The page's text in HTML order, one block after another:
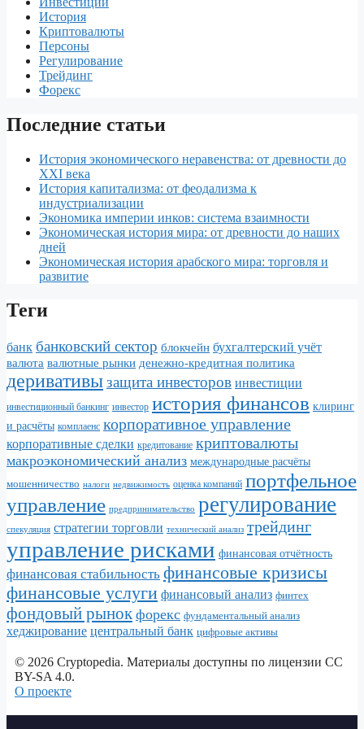
История
Криптовалюты
Персоны
Регулирование
Трейдинг
Форекс
Последние статьи
История экономического неравенства: от древности до
XXI века
История капитализма: от феодализма к
индустриализации
Экономика империи инков: система взаимности
Экономическая история мира: от древности до наших
дней
Экономическая история арабского мира: торговля и
развитие
Теги
банк банковский сектор блокчейн бухгалтерский учёт
валюта валютные рынки денежно-кредитная политика
деривативызащита инвесторов инвестиции
инвестиционный банкинг инвестор история финансов клиринг
и расчёты комплаенс корпоративное управление
корпоративные сделки кредитование криптовалюты
макроэкономический анализ международные расчёты
мошенничество налоги недвижимость оценка компаний портфельное
управление предпринимательство регулирование
спекуляция стратегии торговли технический анализ трейдинг
управление рисками финансовая отчётность
финансовая стабильность финансовые кризисы
финансовые услуги финансовый анализ финтех
фондовый рынок форекс фундаментальный анализ
хеджирование центральный банк цифровые активы
© 2026 Cryptopedia. Материалы доступны по лицензии CC
BY-SA 4.0.
О проекте